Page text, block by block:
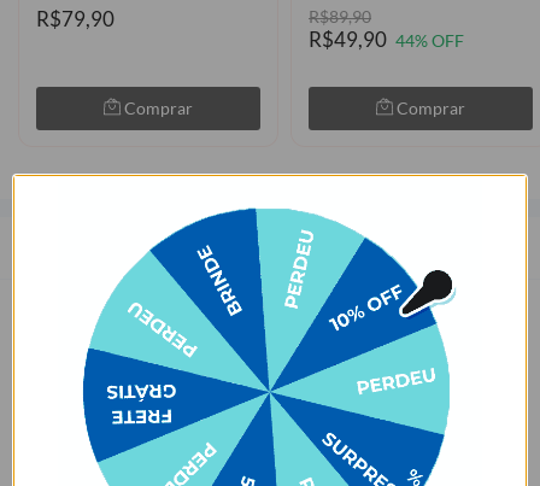
R$79,90
Comprar
R$89,90
R$49,90 44% OFF
Comprar
As capinhas para celular da Gocase deixam o seu smartphone a sua
cara. São mais de 1000 estampas exclusivas, produzidas com alta
qualidade de impressão, garantindo cores vivas e completa
aderência. Com material qualificado, protegem o seu smartphone
contra impactos, arranhões e sujeira ocasionados no cotidiano.
Sobre o amarelamento da capinha, nossa capinha tem como
matéria-prima principal o TPU transparente e maleável, que pode